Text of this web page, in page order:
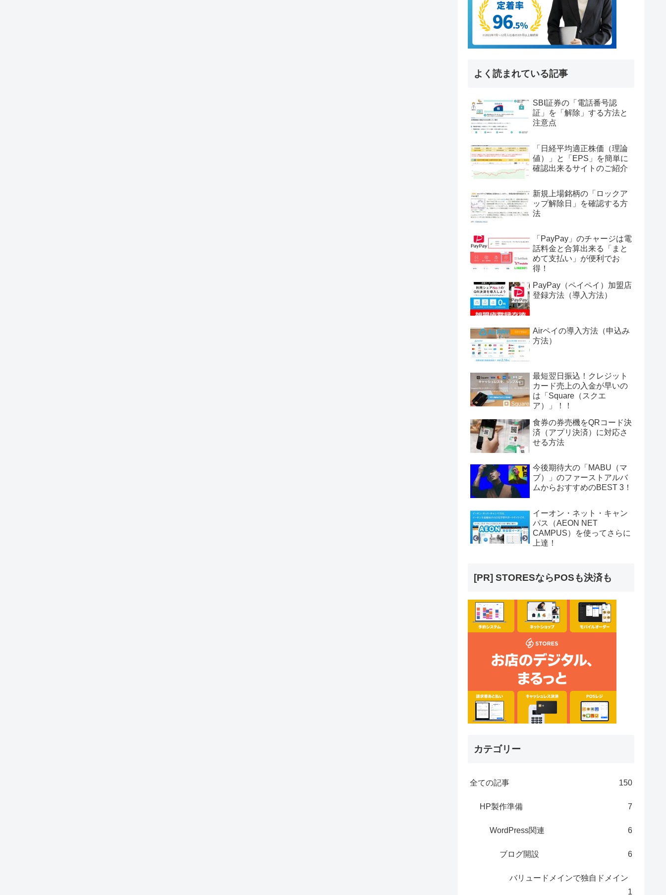
よく読まれている記事
SBI証券の「電話番号認
証」を「解除」する方法と
注意点
「日経平均適正株価（理論
値）」と「EPS」を簡単に
確認出来るサイトのご紹介
新規上場銘柄の「ロックア
ップ解除日」を確認する方
法
「PayPay」のチャージは電
話料金と合算出来る「まと
めて支払い」が便利でお
得！
PayPay（ペイペイ）加盟店
登録方法（導入方法）
Airペイの導入方法（申込み
方法）
最短翌日振込！クレジット
カード売上の入金が早いの
は「Square（スクエ
ア）」！！
食券の券売機をQRコード決
済（アプリ決済）に対応さ
せる方法
今後期待大の「MABU（マ
ブ）」のファーストアルバ
ムからおすすめのBEST 3！
イーオン・ネット・キャン
パス（AEON NET
CAMPUS）を使ってさらに
上達！
[PR] STORESならPOSも決済も
カテゴリー
全ての記事 150
HP製作準備 7
WordPress関連 6
ブログ開設 6
バリュードメインで独自ドメイン
1